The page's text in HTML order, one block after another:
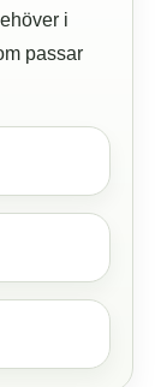
i
passar